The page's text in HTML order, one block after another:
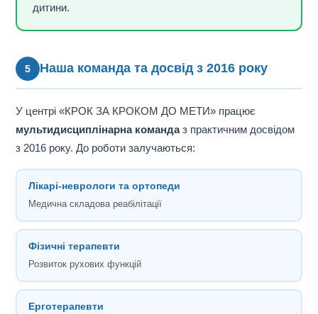
дитини.
5 Наша команда та досвід з 2016 року
У центрі «КРОК ЗА КРОКОМ ДО МЕТИ» працює
мультидисциплінарна командаз практичним досвідом
з 2016 року. До роботи залучаються:
Лікарі-неврологи та ортопеди
Медична складова реабілітації
Фізичні терапевти
Розвиток рухових функцій
Ерготерапевти